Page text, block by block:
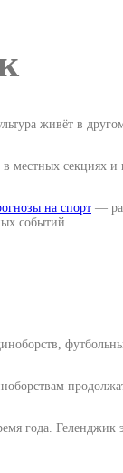
живёт в
местных секциях
на спорт —
событий.
года. Геленджик